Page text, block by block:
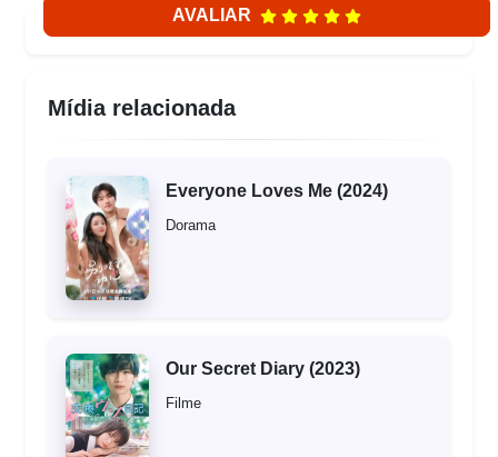
AVALIAR
Mídia relacionada
Everyone Loves Me (2024)
Dorama
Our Secret Diary (2023)
Filme